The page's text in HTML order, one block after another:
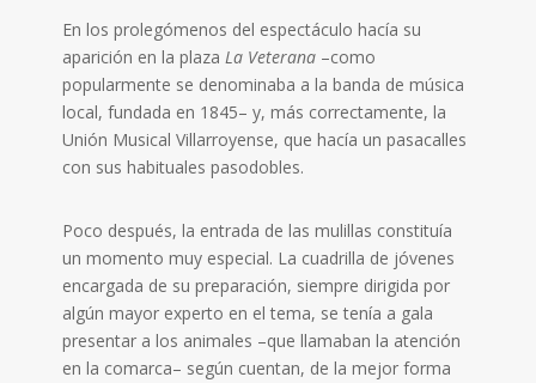
En los prolegómenos del espectáculo hacía su
aparición en la plaza La Veterana–como
popularmente se denominaba a la banda de música
local, fundada en 1845– y, más correctamente, la
Unión Musical Villarroyense, que hacía un pasacalles
con sus habituales pasodobles.
Poco después, la entrada de las mulillas constituía
un momento muy especial. La cuadrilla de jóvenes
encargada de su preparación, siempre dirigida por
algún mayor experto en el tema, se tenía a gala
presentar a los animales –que llamaban la atención
en la comarca– según cuentan, de la mejor forma